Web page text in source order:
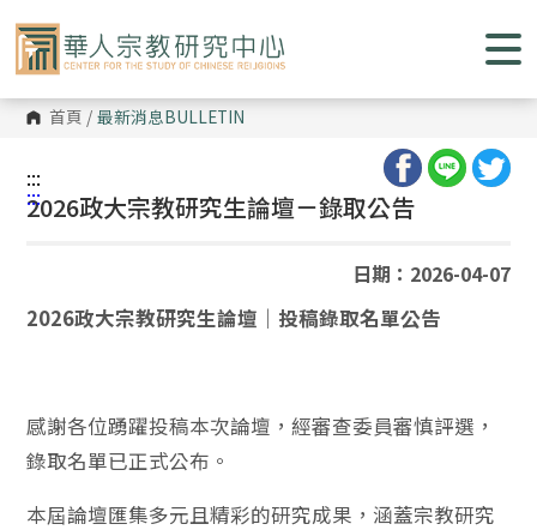
到
主
要
內
容
區 首頁 / 最新消息BULLETIN
:::
:::
2026政大宗教研究生論壇－錄取公告
日期：2026-04-07
2026政大宗教研究生論壇｜投稿錄取名單公告
感謝各位踴躍投稿本次論壇，經審查委員審慎評選，
錄取名單已正式公布。
本屆論壇匯集多元且精彩的研究成果，涵蓋宗教研究